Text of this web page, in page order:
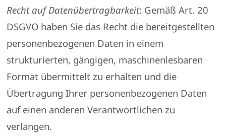
Recht auf Datenübertragbarkeit: Gemäß Art. 20
DSGVO haben Sie das Recht die bereitgestellten
personenbezogenen Daten in einem
strukturierten, gängigen, maschinenlesbaren
Format übermittelt zu erhalten und die
Übertragung Ihrer personenbezogenen Daten
auf einen anderen Verantwortlichen zu
verlangen.